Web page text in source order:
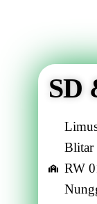
SD
Blitar
RW